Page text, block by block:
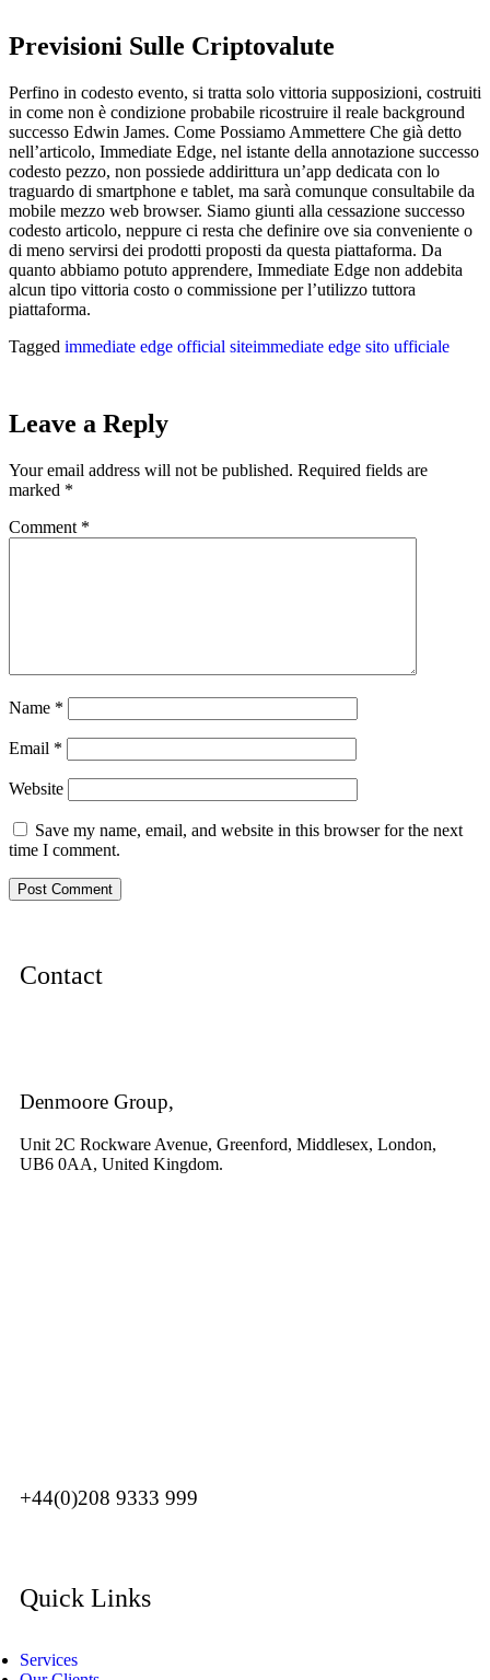
Previsioni Sulle Criptovalute
Perfino in codesto evento, si tratta solo vittoria supposizioni, costruiti
in come non è condizione probabile ricostruire il reale background
successo Edwin James. Come Possiamo Ammettere Che già detto
nell’articolo, Immediate Edge, nel istante della annotazione successo
codesto pezzo, non possiede addirittura un’app dedicata con lo
traguardo di smartphone e tablet, ma sarà comunque consultabile da
mobile mezzo web browser. Siamo giunti alla cessazione successo
codesto articolo, neppure ci resta che definire ove sia conveniente o
di meno servirsi dei prodotti proposti da questa piattaforma. Da
quanto abbiamo potuto apprendere, Immediate Edge non addebita
alcun tipo vittoria costo o commissione per l’utilizzo tuttora
piattaforma.
Tagged immediate edge official siteimmediate edge sito ufficiale
Leave a Reply
Your email address will not be published. Required fields are
marked *
Comment *
Name *
Email *
Website
Save my name, email, and website in this browser for the next
time I comment.
Contact
Denmoore Group,
Unit 2C Rockware Avenue, Greenford, Middlesex, London,
UB6 0AA, United Kingdom.
+44(0)208 9333 999
Quick Links
Services